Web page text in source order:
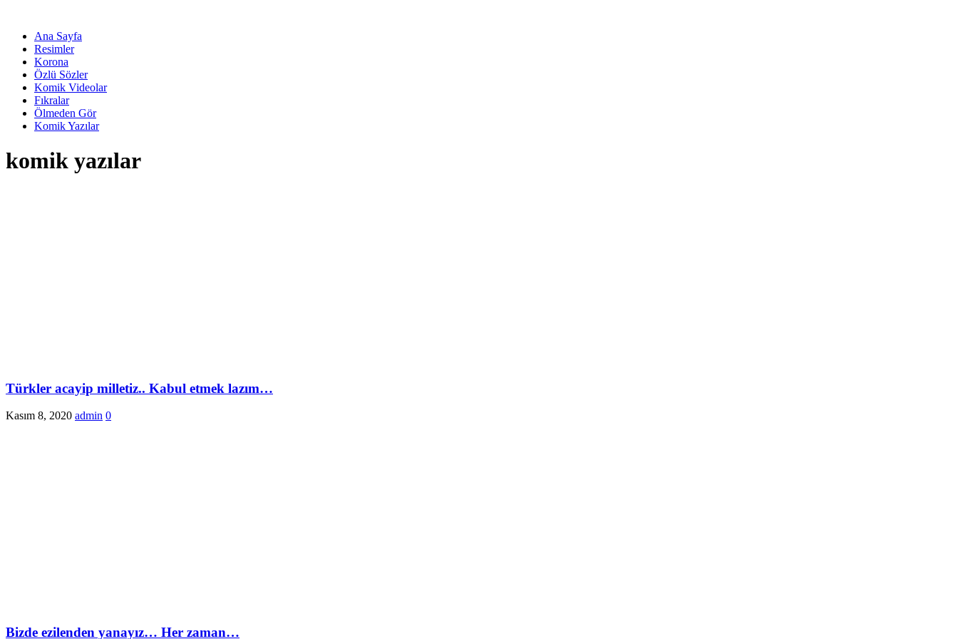
Ana Sayfa
Resimler
Korona
Özlü Sözler
Komik Videolar
Fıkralar
Ölmeden Gör
Komik Yazılar
komik yazılar
Türkler acayip milletiz.. Kabul etmek lazım…
Kasım 8, 2020 admin 0
Bizde ezilenden yanayız… Her zaman…